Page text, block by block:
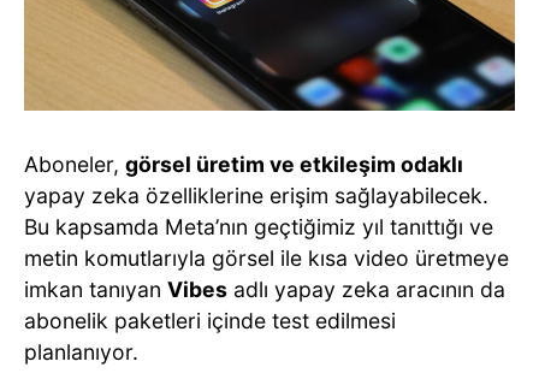
Aboneler, görsel üretim ve etkileşim odaklı
yapay zeka özelliklerine erişim sağlayabilecek.
Bu kapsamda Meta’nın geçtiğimiz yıl tanıttığı ve
metin komutlarıyla görsel ile kısa video üretmeye
imkan tanıyan Vibes adlı yapay zeka aracının da
abonelik paketleri içinde test edilmesi
planlanıyor.